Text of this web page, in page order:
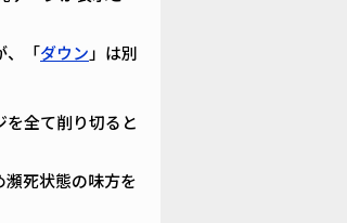
、「ダウン 」は別
全て削り切ると
死状態の味方を